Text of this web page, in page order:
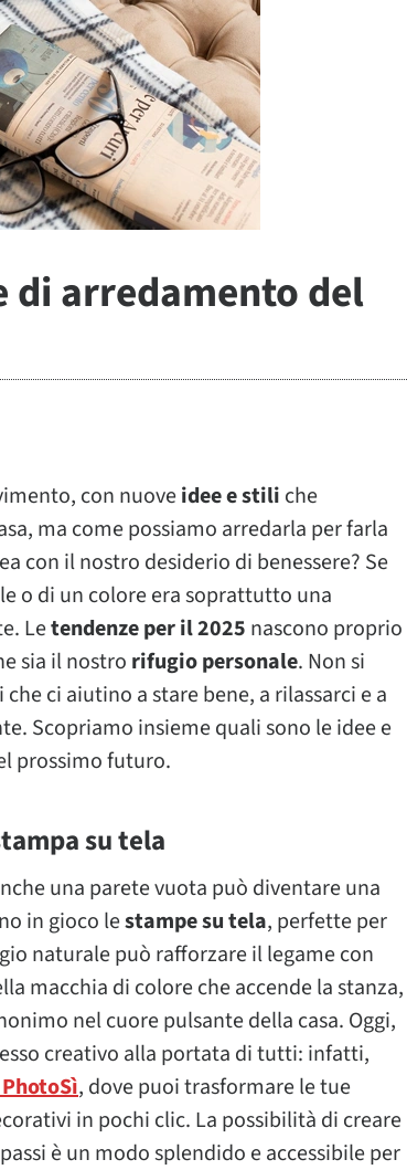
di arredamento del
con nuoveidee e stili che
ma come possiamo arredarla per farla
con il nostro desiderio di benessere? Se
o di un colore era soprattutto una
Letendenze per il 2025 nascono proprio
sia il nostro rifugio personale. Non si
ci aiutino a stare bene, a rilassarci e a
Scopriamo insieme quali sono le idee e
prossimo futuro.
su tela
una parete vuota può diventare una
in gioco lestampe su tela, perfette per
naturale può rafforzare il legame con
macchia di colore che accende la stanza,
nel cuore pulsante della casa. Oggi,
creativo alla portata di tutti: infatti,
PhotoSì, dove puoi trasformare le tue
in pochi clic. La possibilità di creare
è un modo splendido e accessibile per